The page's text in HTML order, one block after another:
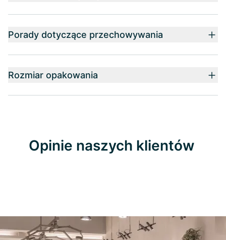
Porady dotyczące przechowywania
Rozmiar opakowania
Opinie naszych klientów